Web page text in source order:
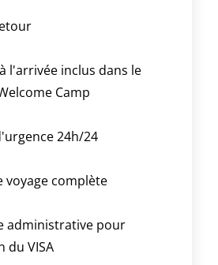
l'arrivée inclus dans le
Camp
24h/24
voyage complète
administrative pour
du VISA